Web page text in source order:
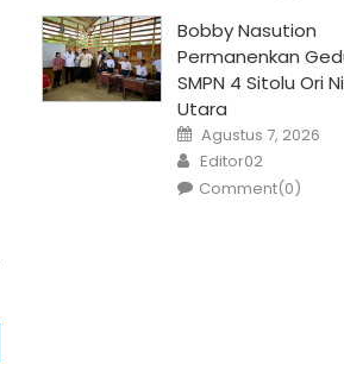
Bobby Nasution
Permanenkan
SMPN 4 Sitolu Ori
Utara
Posted
on
Agustus 7, 2026
Author
Editor02
Comment(0)